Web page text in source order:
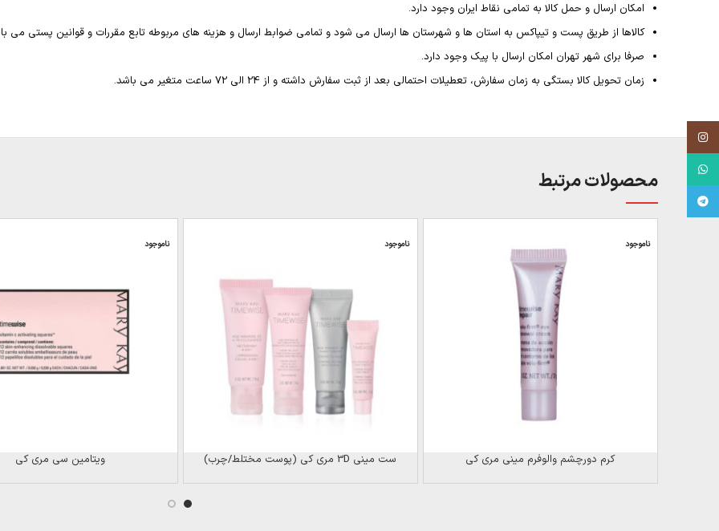
امکان ارسال و حمل کالا به تمامی نقاط ایران وجود دارد.
کالاها از طریق پست و تیپاکس به استان ها و شهرستان ها ارسال می شود و تمامی ضوابط ارسال و هزینه های مربوطه تابع مقررات و قوانین پستی می
صرفا برای شهر تهران امکان ارسال با پیک وجود دارد.
زمان تحویل کالا بستگی به زمان سفارش، تعطیلات احتمالی بعد از ثبت سفارش داشته و از 24 الی 72 ساعت متغیر می باشد.
محصولات مرتبط
ناموجود
کرم دورچشم والوفرم مینی مری کی
ناموجود
ست مینی 3D مری کی (پوست مختلط/چرب)
ناموجود
ویتامین سی مری کی
Instagram
Telegram